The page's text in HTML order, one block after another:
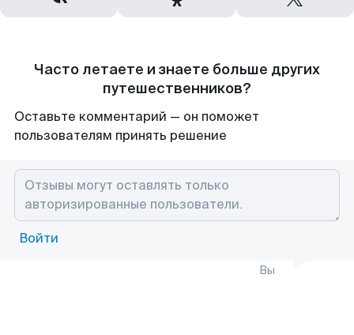
Часто летаете и знаете больше других
путешественников?
Оставьте комментарий — он поможет
пользователям принять решение
Войти
Вы